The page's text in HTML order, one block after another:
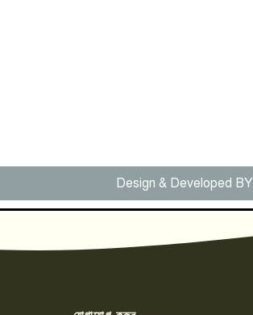
Design & Developed BY